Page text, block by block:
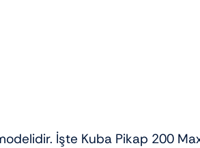
İşte Kuba Pikap 200 Max